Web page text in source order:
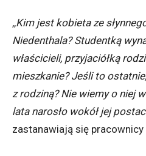
,,Kim jest kobieta ze
Niedenthala? Studentką
właścicieli, przyjaciółką
mieszkanie? Jeśli to
z rodziną? Nie wiemy o niej
lata narosło wokół jej
zastanawiają się